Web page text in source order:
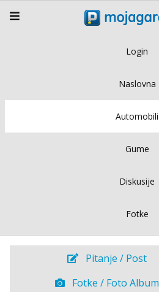
Login
Naslovna
Automobili
Gume
Diskusije
Fotke
Pitanje / Post
Fotke / Foto Album